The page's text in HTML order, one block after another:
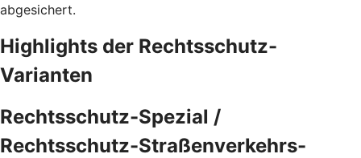
abgesichert.
Highlights der Rechtsschutz-
Varianten
Rechtsschutz-Spezial /
Rechtsschutz-Straßenverkehrs-